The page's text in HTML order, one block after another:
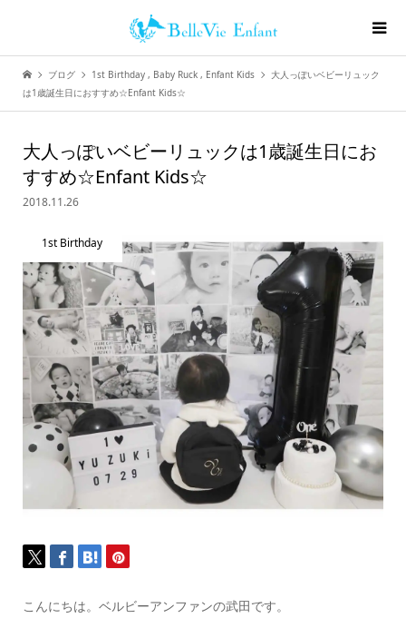
ブログ 1st Birthday , Baby Ruck , Enfant Kids
大人っぽいベビーリュック
は1歳誕生日におすすめ☆Enfant Kids☆
大人っぽいベビーリュックは1歳誕生日にお
すすめ☆Enfant Kids☆
2018.11.26
1st Birthday
こんにちは。ベルビーアンファンの武田です。